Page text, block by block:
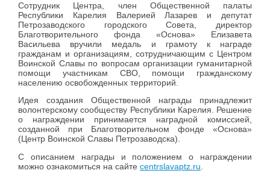
Сотрудник Центра, член Общественной палаты
Республики Карелия Валерией Лазарев и депутат
Петрозаводского городского Совета, директор
Благотворительного фонда «Основа» Елизавета
Васильева вручили медаль и грамоту к награде
гражданам и организациям, сотрудничающим с Центром
Воинской Славы по вопросам организации гуманитарной
помощи участникам СВО, помощи гражданскому
населению освобожденных территорий.
Идея создания Общественной награды принадлежит
волонтерскому сообществу Республики Карелия. Решение
о награждении принимается наградной комиссией,
созданной при Благотворительном фонде «Основа»
(Центр Воинской Славы Петрозаводска).
С описанием награды и положением о награждении
можно ознакомиться на сайте centrslavaptz.ru